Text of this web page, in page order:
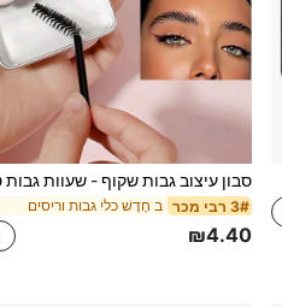
3# רבי מכר ב חָדָשׁ כלי גבות וריסים
₪4.40